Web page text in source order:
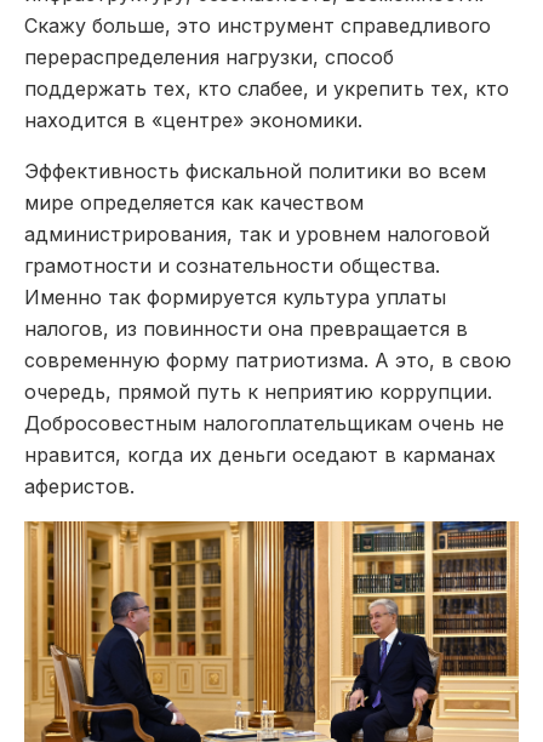
Скажу больше, это инструмент справедливого
перераспределения нагрузки, способ
поддержать тех, кто слабее, и укрепить тех, кто
находится в «центре» экономики.
Эффективность фискальной политики во всем
мире определяется как качеством
администрирования, так и уровнем налоговой
грамотности и сознательности общества.
Именно так формируется культура уплаты
налогов, из повинности она превращается в
современную форму патриотизма. А это, в свою
очередь, прямой путь к неприятию коррупции.
Добросовестным налогоплательщикам очень не
нравится, когда их деньги оседают в карманах
аферистов.